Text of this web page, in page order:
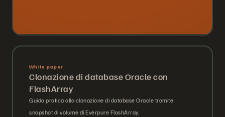
White paper
Clonazione di database Oracle con
FlashArray
Guida pratica alla clonazione di database Oracle tramite
snapshot di volume di Everpure FlashArray.